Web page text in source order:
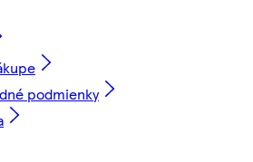
podmienky